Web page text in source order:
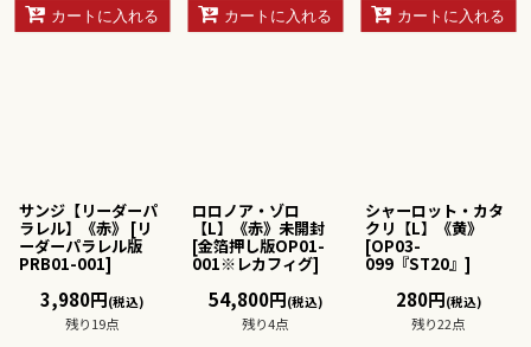
カートに入れる カートに入れる カートに入れる
サンジ【リーダーパ
ラレル】《赤》 [リ
ーダーパラレル版
PRB01-001]
3,980円(税込)
残り19点
ロロノア・ゾロ
【L】《赤》未開封
[金箔押し版OP01-
001※レカフィグ]
54,800円(税込)
残り4点
シャーロット・カタ
クリ【L】《黄》
[OP03-
099『ST20』 ]
280円(税込)
残り22点